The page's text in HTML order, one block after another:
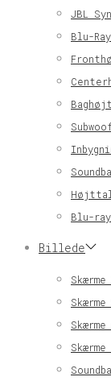
JBL
Blu-
Blu-
Billede